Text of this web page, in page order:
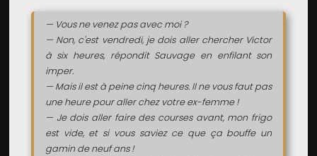
— Vous ne venez pas avec moi ?
— Non, c'est vendredi, je dois aller chercher Victor
à six heures, répondit Sauvage en enfilant son
imper.
— Mais il est à peine cinq heures. Il ne vous faut pas
une heure pour aller chez votre ex-femme !
— Je dois aller faire des courses avant, mon frigo
est vide, et si vous saviez ce que ça bouffe un
gamin de neuf ans !